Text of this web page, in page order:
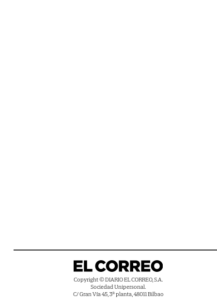
Copyright © DIARIO EL CORREO, S.A.
Sociedad Unipersonal.
C/ Gran Vía 45, 3ª planta, 48011 Bilbao